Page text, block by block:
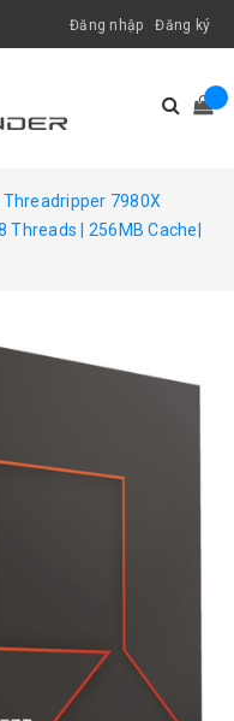
Đăng nhập Đăng ký
Threadripper 7980X
Threads | 256MB Cache|